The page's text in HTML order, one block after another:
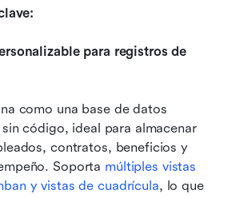
para registros de
como una base de datos
código, ideal para almacenar
contratos, beneficios y
Soporta múltiples vistas
y vistas de cuadrícula, lo que